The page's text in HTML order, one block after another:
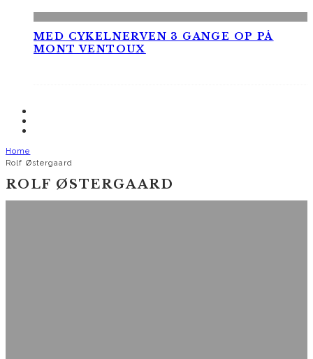
MED CYKELNERVEN 3 GANGE OP PÅ
MONT VENTOUX
Home
Rolf Østergaard
ROLF ØSTERGAARD